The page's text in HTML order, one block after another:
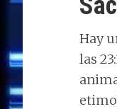
Hay
las